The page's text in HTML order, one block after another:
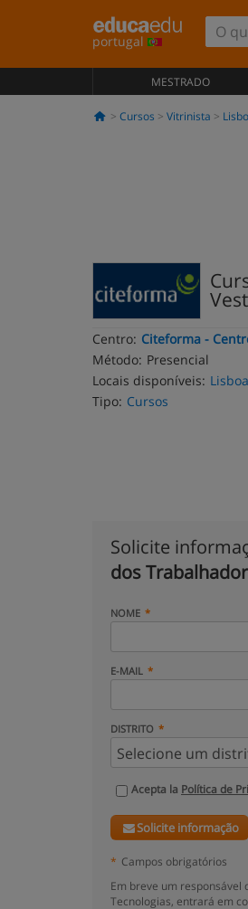
portugal
MESTRADO
Cursos Vitrinista
Centro: Citeforma -
Método: Presencial
Locais disponíveis:
Tipo: Cursos
Solicite
dos
NOME
E-MAIL
DISTRITO
Acepta la Política de
Solicite informação
* Campos obrigatórios
Em breve um responsável
Tecnologias, entrará em